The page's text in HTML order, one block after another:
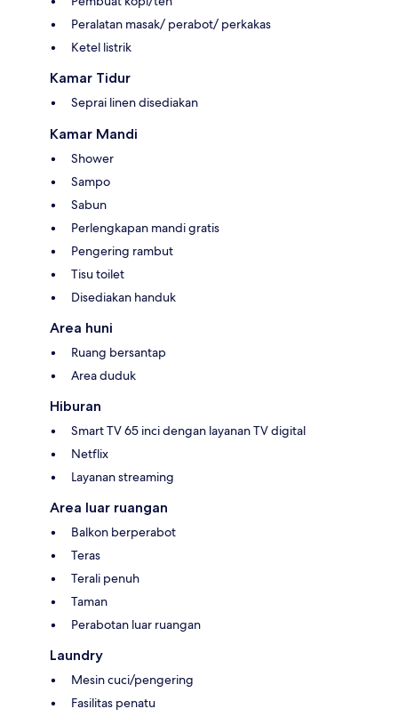
Peralatan masak/ perabot/ perkakas
Ketel listrik
Kamar Tidur
Seprai linen disediakan
Kamar Mandi
Shower
Sampo
Sabun
Perlengkapan mandi gratis
Pengering rambut
Tisu toilet
Disediakan handuk
Area huni
Ruang bersantap
Area duduk
Hiburan
Smart TV 65 inci dengan layanan TV digital
Netflix
Layanan streaming
Area luar ruangan
Balkon berperabot
Teras
Terali penuh
Taman
Perabotan luar ruangan
Laundry
Mesin cuci/pengering
Fasilitas penatu